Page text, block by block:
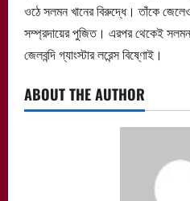
ওঠে সলমন খানের বিরুদ্ধে। তাঁকে
সম্প্রদায়ের পুজিত। এরপর থেকেই
জেলবন্দি গ্যাংস্টার লরেন্স বিষ্ণোই।
ABOUT THE AUTHOR